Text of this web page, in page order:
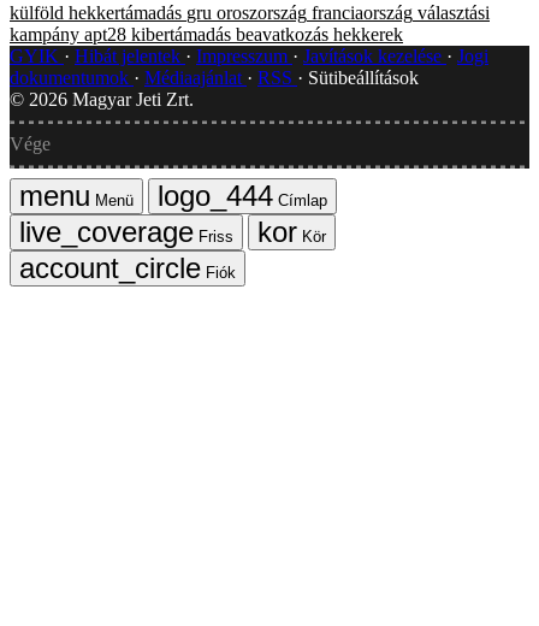
külföld hekkertámadás gru oroszország franciaország választási
kampány apt28 kibertámadás beavatkozás hekkerek
GYIK
Hibát jelentek Impresszum Javítások kezelése
Jogi
dokumentumok
Médiaajánlat RSS
Sütibeállítások
© 2026 Magyar Jeti Zrt.
Vége
Menü
Címlap
Friss
Kör
Fiók